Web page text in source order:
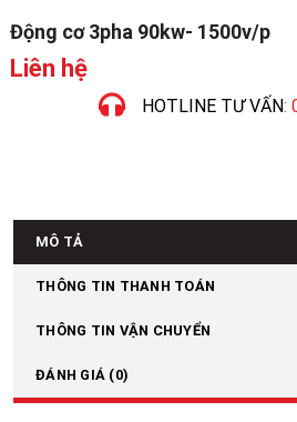
Động cơ 3pha 90kw- 1500v/p
Liên hệ
HOTLINE TƯ VẤN:
MÔ TẢ
THÔNG TIN THANH TOÁN
THÔNG TIN VẬN CHUYỂN
ĐÁNH GIÁ (0)